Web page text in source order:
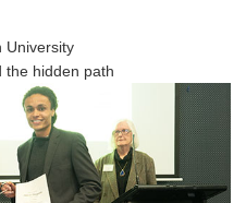
University
hidden path